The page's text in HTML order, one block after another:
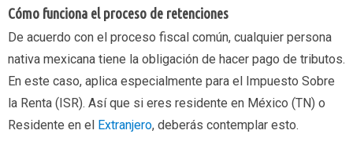
Cómo funciona el proceso de retenciones
De acuerdo con el proceso fiscal común, cualquier persona
nativa mexicana tiene la obligación de hacer pago de tributos.
En este caso, aplica especialmente para el Impuesto Sobre
la Renta (ISR). Así que si eres residente en México (TN) o
Residente en el Extranjero, deberás contemplar esto.